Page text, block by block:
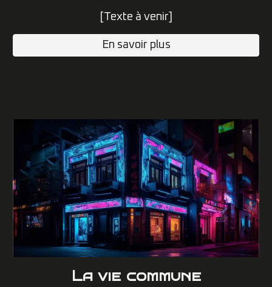
[Texte à venir]
En savoir plus
La vie commune